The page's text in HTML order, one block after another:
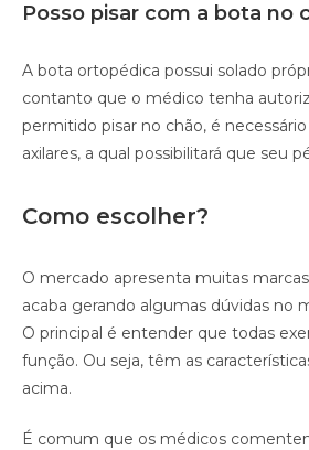
Posso pisar com a bota no
A bota ortopédica possui solado
contanto que o médico tenha
permitido pisar no chão, é
axilares, a qual possibilitará que seu
Como escolher?
O mercado apresenta muitas
acaba gerando algumas dúvidas no
O principal é entender que todas
função. Ou seja, têm as
acima.
É comum que os médicos